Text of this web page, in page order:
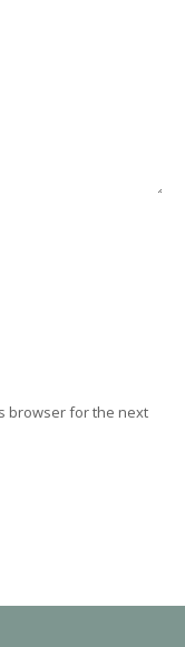
browser for the next